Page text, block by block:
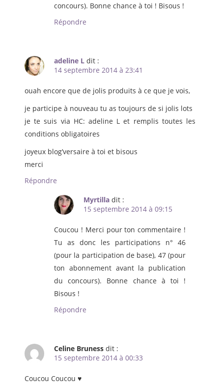
concours). Bonne chance à toi ! Bisous !
Répondre
adeline L dit :
14 septembre 2014 à 23:41
ouah encore que de jolis produits à ce que je vois,
je participe à nouveau tu as toujours de si jolis lots
je te suis via HC: adeline L et remplis toutes les
conditions obligatoires
joyeux blog’versaire à toi et bisous
merci
Répondre
Myrtilla dit :
15 septembre 2014 à 09:15
Coucou ! Merci pour ton commentaire !
Tu as donc les participations n° 46
(pour la participation de base), 47 (pour
ton abonnement avant la publication
du concours). Bonne chance à toi !
Bisous !
Répondre
Celine Bruness dit :
15 septembre 2014 à 00:33
Coucou Coucou ♥